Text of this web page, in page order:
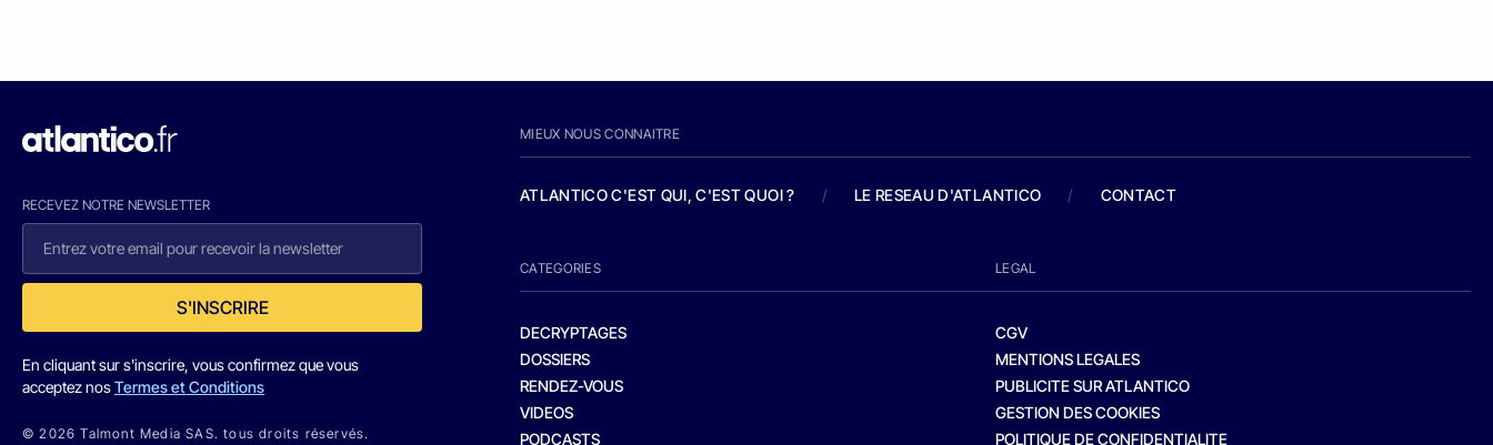
RECEVEZ NOTRE NEWSLETTER
S'INSCRIRE
En cliquant sur s'inscrire, vous confirmez que vous
acceptez nosTermes et Conditions
© 2026 Talmont Media SAS. tous droits réservés.
MIEUX NOUS CONNAITRE
ATLANTICO C'EST QUI, C'EST QUOI ? / LE RESEAU D'ATLANTICO / CONTACT
CATEGORIES
DECRYPTAGES
DOSSIERS
RENDEZ-VOUS
VIDEOS
PODCASTS
LEGAL
CGV
MENTIONS LEGALES
PUBLICITE SUR ATLANTICO
GESTION DES COOKIES
POLITIQUE DE CONFIDENTIALITE